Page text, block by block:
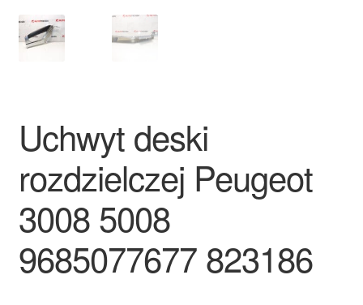
Skarga
Zasady i warunki
Uchwyt deski
rozdzielczej Peugeot
3008 5008
9685077677 823186